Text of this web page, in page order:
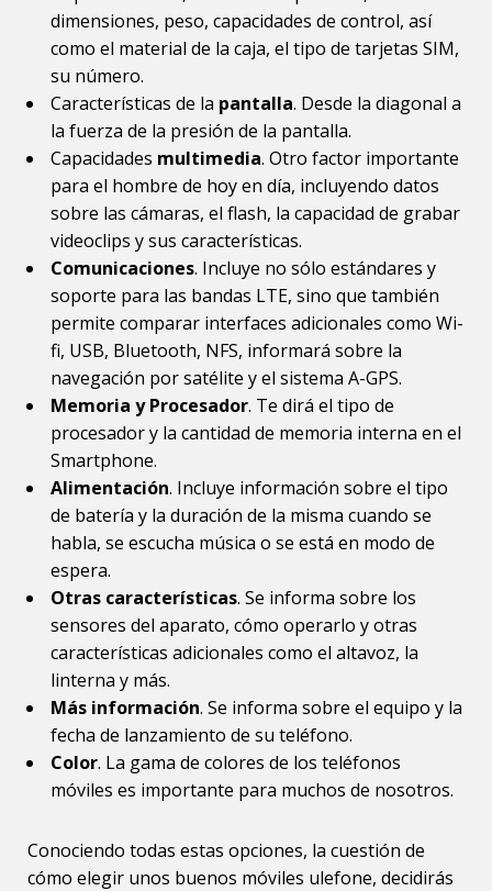
dimensiones, peso, capacidades de control, así
como el material de la caja, el tipo de tarjetas SIM,
su número.
Características de la pantalla. Desde la diagonal a
la fuerza de la presión de la pantalla.
Capacidades multimedia. Otro factor importante
para el hombre de hoy en día, incluyendo datos
sobre las cámaras, el flash, la capacidad de grabar
videoclips y sus características.
Comunicaciones. Incluye no sólo estándares y
soporte para las bandas LTE, sino que también
permite comparar interfaces adicionales como Wi-
fi, USB, Bluetooth, NFS, informará sobre la
navegación por satélite y el sistema A-GPS.
Memoria y Procesador. Te dirá el tipo de
procesador y la cantidad de memoria interna en el
Smartphone.
Alimentación. Incluye información sobre el tipo
de batería y la duración de la misma cuando se
habla, se escucha música o se está en modo de
espera.
Otras características. Se informa sobre los
sensores del aparato, cómo operarlo y otras
características adicionales como el altavoz, la
linterna y más.
Más información. Se informa sobre el equipo y la
fecha de lanzamiento de su teléfono.
Color. La gama de colores de los teléfonos
móviles es importante para muchos de nosotros.
Conociendo todas estas opciones, la cuestión de
cómo elegir unos buenos móviles ulefone, decidirás